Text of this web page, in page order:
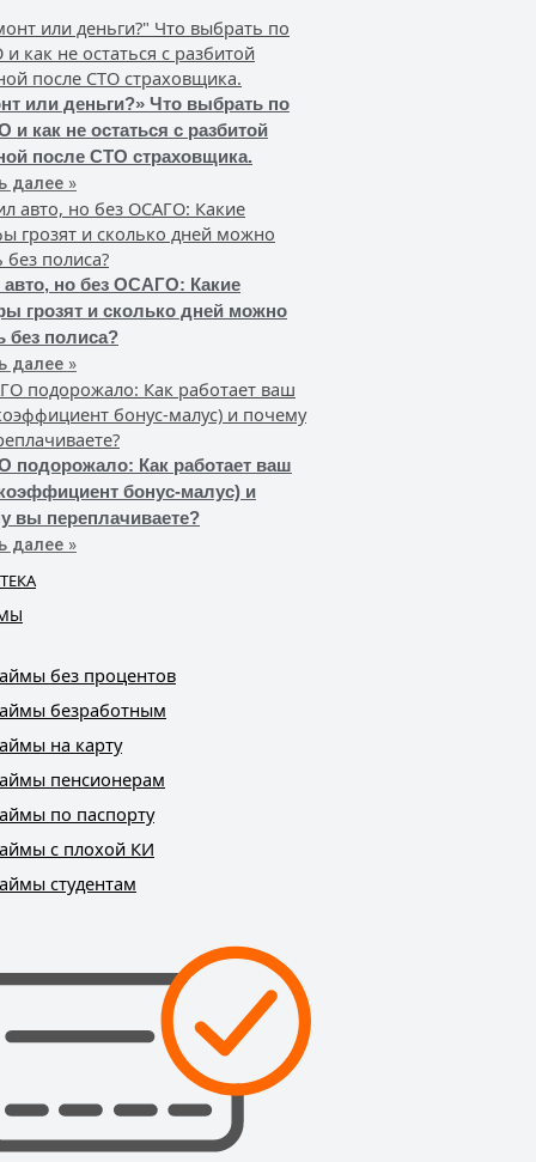
или деньги?» Что выбрать по
как не остаться с разбитой
после СТО страховщика.
далее »
авто, но без ОСАГО: Какие
грозят и сколько дней можно
без полиса?
далее »
подорожало: Как работает ваш
бонус-малус) и
вы переплачиваете?
далее »
без процентов
безработным
на карту
пенсионерам
по паспорту
с плохой КИ
студентам